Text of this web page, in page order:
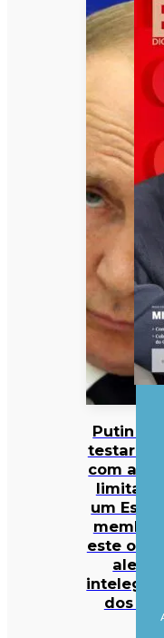
Putin
testar
com
limitado
um
membro
este
alerta
dos EUA